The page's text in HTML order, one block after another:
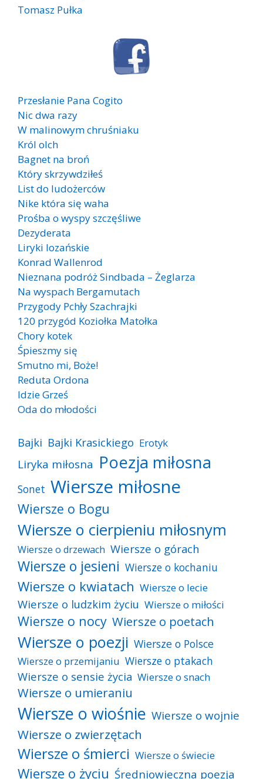
Tomasz Pułka
Przesłanie Pana Cogito
Nic dwa razy
W malinowym chruśniaku
Król olch
Bagnet na broń
Który skrzywdziłeś
List do ludożerców
Nike która się waha
Prośba o wyspy szczęśliwe
Dezyderata
Liryki lozańskie
Konrad Wallenrod
Nieznana podróż Sindbada – Żeglarza
Na wyspach Bergamutach
Przygody Pchły Szachrajki
120 przygód Koziołka Matołka
Chory kotek
Śpieszmy się
Smutno mi, Boże!
Reduta Ordona
Idzie Grześ
Oda do młodości
Bajki Bajki Krasickiego Erotyk
Liryka miłosna Poezja miłosna
Sonet Wiersze miłosne
Wiersze o Bogu
Wiersze o cierpieniu miłosnym
Wiersze o drzewach Wiersze o górach
Wiersze o jesieni Wiersze o kochaniu
Wiersze o kwiatach Wiersze o lecie
Wiersze o ludzkim życiu Wiersze o miłości
Wiersze o nocy Wiersze o poetach
Wiersze o poezji Wiersze o Polsce
Wiersze o przemijaniu Wiersze o ptakach
Wiersze o sensie życia Wiersze o snach
Wiersze o umieraniu
Wiersze o wiośnie Wiersze o wojnie
Wiersze o zwierzętach
Wiersze o śmierci Wiersze o świecie
Wiersze o życiu Średniowieczna poezja